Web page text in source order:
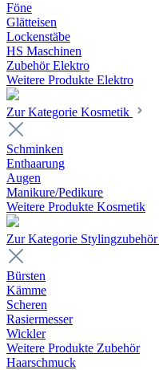
Föne
Glätteisen
Lockenstäbe
HS Maschinen
Zubehör Elektro
Weitere Produkte Elektro
Zur Kategorie Kosmetik
Schminken
Enthaarung
Augen
Manikure/Pedikure
Weitere Produkte Kosmetik
Zur Kategorie Stylingzubehör
Bürsten
Kämme
Scheren
Rasiermesser
Wickler
Weitere Produkte Zubehör
Haarschmuck